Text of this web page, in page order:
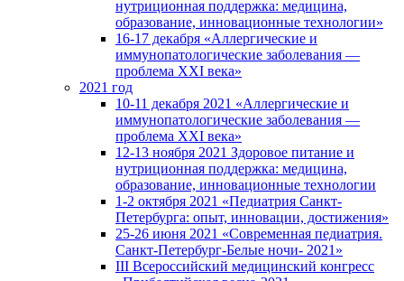
нутриционная поддержка: медицина,
образование, инновационные технологии»
16-17 декабря «Аллергические и
иммунопатологические заболевания —
проблема XXI века»
2021 год
10-11 декабря 2021 «Аллергические и
иммунопатологические заболевания —
проблема XXI века»
12-13 ноября 2021 Здоровое питание и
нутриционная поддержка: медицина,
образование, инновационные технологии
1-2 октября 2021 «Педиатрия Санкт-
Петербурга: опыт, инновации, достижения»
25-26 июня 2021 «Современная педиатрия.
Санкт-Петербург-Белые ночи- 2021»
III Всероссийский медицинский конгресс